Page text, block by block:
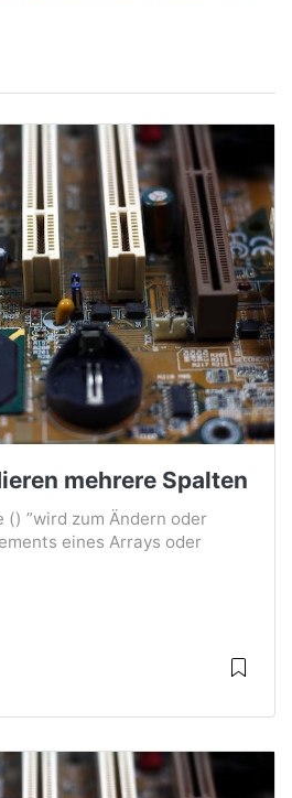
mehrere Spalten
() ”wird zum Ändern oder
eines Arrays oder